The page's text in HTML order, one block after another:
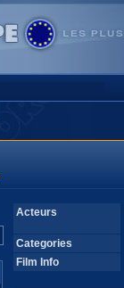
Acteurs
Categories
Film Info